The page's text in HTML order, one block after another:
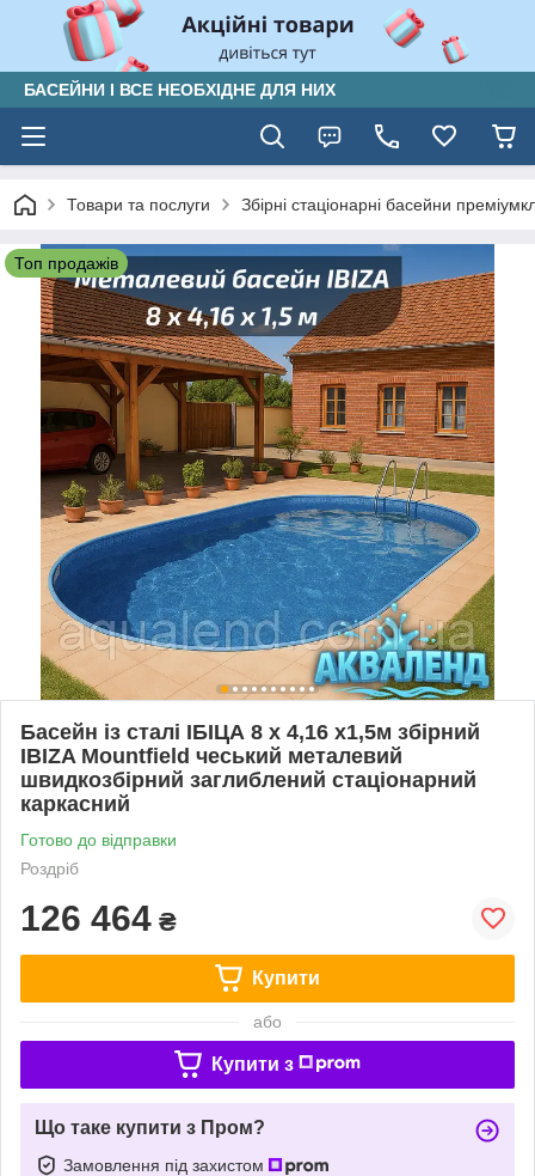
БАСЕЙНИ І ВСЕ НЕОБХІДНЕ ДЛЯ НИХ
Товари та послуги Збірні стаціонарні басейни
Топ продажів
Басейн із сталі ІБІЦА 8 х 4,16 х1,5м збірний
IBIZA Mountfield чеський металевий
швидкозбірний заглиблений стаціонарний
каркасний
Готово до відправки
Роздріб
126 464 ₴
Купити
або
Купити з
Що таке купити з Пром?
Замовлення під захистом